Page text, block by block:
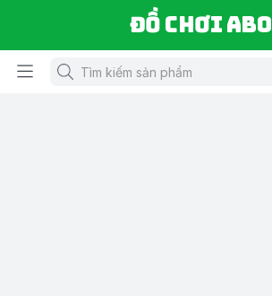
Đồ chơi ABO